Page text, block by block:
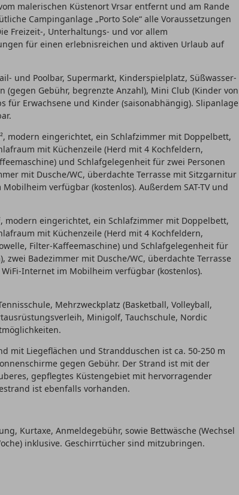
malerischen Küstenort Vrsar entfernt und am Rande
Campinganlage „Porto Sole“ alle Voraussetzungen
Freizeit-, Unterhaltungs- und vor allem
für einen erlebnisreichen und aktiven Urlaub auf
und Poolbar, Supermarkt, Kinderspielplatz, Süßwasser-
Gebühr, begrenzte Anzahl), Mini Club (Kinder von
für Erwachsene und Kinder (saisonabhängig). Slipanlage
modern eingerichtet, ein Schlafzimmer mit Doppelbett,
mit Küchenzeile (Herd mit 4 Kochfeldern,
und Schlafgelegenheit für zwei Personen
mit Dusche/WC, überdachte Terrasse mit Sitzgarnitur
verfügbar (kostenlos). Außerdem SAT-TV und
modern eingerichtet, ein Schlafzimmer mit Doppelbett,
mit Küchenzeile (Herd mit 4 Kochfeldern,
Filter-Kaffeemaschine) und Schlafgelegenheit für
zwei Badezimmer mit Dusche/WC, überdachte Terrasse
Internet im Mobilheim verfügbar (kostenlos).
Mehrzweckplatz (Basketball, Volleyball,
Minigolf, Tauchschule, Nordic
mit Liegeflächen und Strandduschen ist ca. 50-250 m
gegen Gebühr. Der Strand ist mit der
gepflegtes Küstengebiet mit hervorragender
ist ebenfalls vorhanden.
Kurtaxe, Anmeldegebühr, sowie Bettwäsche (Wechsel
inklusive. Geschirrtücher sind mitzubringen.